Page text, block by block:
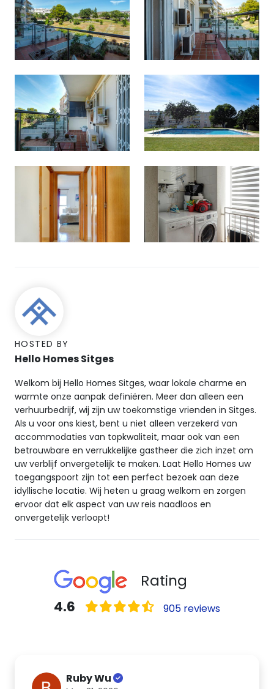
HOSTED BY
Hello Homes Sitges
Welkom bij Hello Homes Sitges, waar lokale charme en
warmte onze aanpak definiëren. Meer dan alleen een
verhuurbedrijf, wij zijn uw toekomstige vrienden in Sitges.
Als u voor ons kiest, bent u niet alleen verzekerd van
accommodaties van topkwaliteit, maar ook van een
betrouwbare en verrukkelijke gastheer die zich inzet om
uw verblijf onvergetelijk te maken. Laat Hello Homes uw
toegangspoort zijn tot een perfect bezoek aan deze
idyllische locatie. Wij heten u graag welkom en zorgen
ervoor dat elk aspect van uw reis naadloos en
onvergetelijk verloopt!
Rating
4.6 905 reviews
Ruby Wu